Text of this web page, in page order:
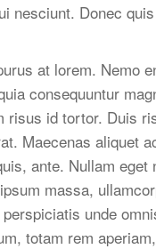
nesciunt. Donec
at lorem. Nemo
consequuntur
id tortor. Duis
Maecenas aliquet
ante. Nullam
massa,
unde
totam rem